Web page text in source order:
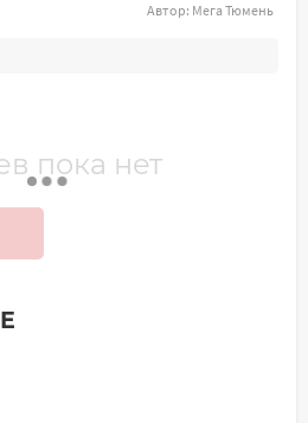
Автор: Мега Тюмень
пока нет